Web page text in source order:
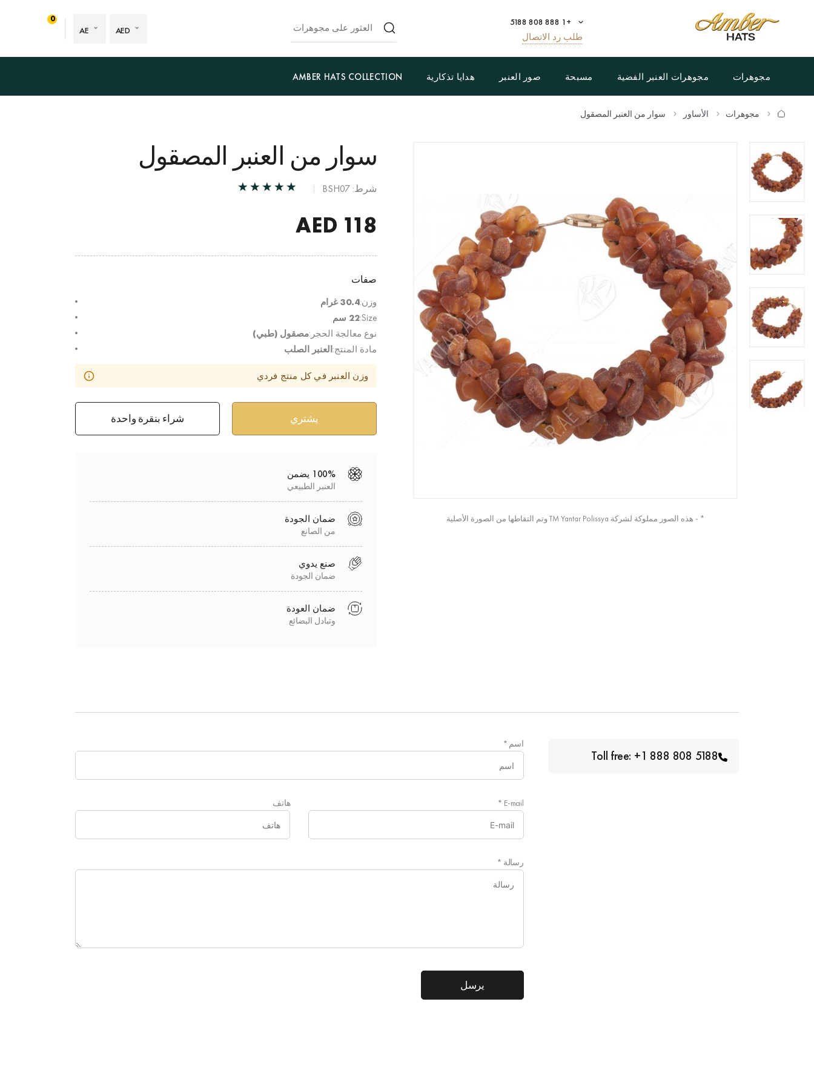
+1 888 808 5188
طلب رد الاتصال
AED
AE
0
مجوهرات مجوهرات العنبر الفضية مسبحة صور العنبر هدايا تذكارية AMBER HATS COLLECTION
مجوهرات الأساور سوار من العنبر المصقول
* - هذه الصور مملوكة لشركة TM Yantar Polissya وتم التقاطها من الصورة الأصلية
سوار من العنبر المصقول
شرط: BSH07
118
صفات
وزن:30.4 غرام
Size:22 سم
نوع معالجة الحجر:مصقول (طبي)
مادة المنتج:العنبر الصلب
وزن العنبر في كل منتج فردي
شراء بنقرة واحدة
100% يضمن
العنبر الطبيعي
ضمان الجودة
من الصانع
صنع يدوي
ضمان الجودة
ضمان العودة
وتبادل البضائع
اسم *
E-mail
* هاتف
رسالة *
Toll free: +1 888 808 5188